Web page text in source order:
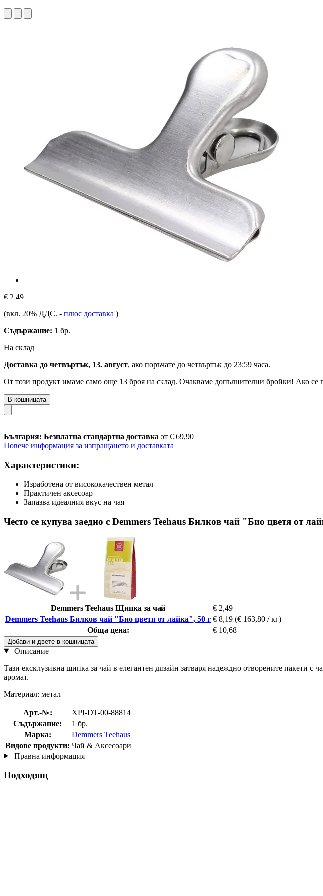
€ 2,49
(вкл. 20% ДДС. - плюс доставка )
Съдържание: 1 бр.
На склад
Доставка до четвъртък, 13. август, ако поръчате до четвъртък до 23:59 часа.
От този продукт имаме само още 13 броя на склад. Очакваме допълнителни бройки! Ако се
В кошницата
България: Безплатна стандартна доставка от € 69,90
Повече информация за изпращането и доставката
Характеристики:
Изработена от висококачествен метал
Практичен аксесоар
Запазва идеалния вкус на чая
Често се купува заедно с Demmers Teehaus Билков чай "Био цветя от
Demmers Teehaus Щипка за чай
€ 2,49
Demmers Teehaus Билков чай "Био цветя от лайка", 50 г € 8,19 (€ 163,80 / кг)
Обща цена:
€ 10,68
Добави и двете в кошницата
Описание
Тази ексклузивна щипка за чай в елегантен дизайн затваря надеждно отворените пакети
аромат.
Материал: метал
Арт.-№:
XPI-DT-00-88814
Съдържание:
1 бр.
Марка:
Demmers Teehaus
Видове продукти: Чай & Аксесоари
Правна информация
Подходящ